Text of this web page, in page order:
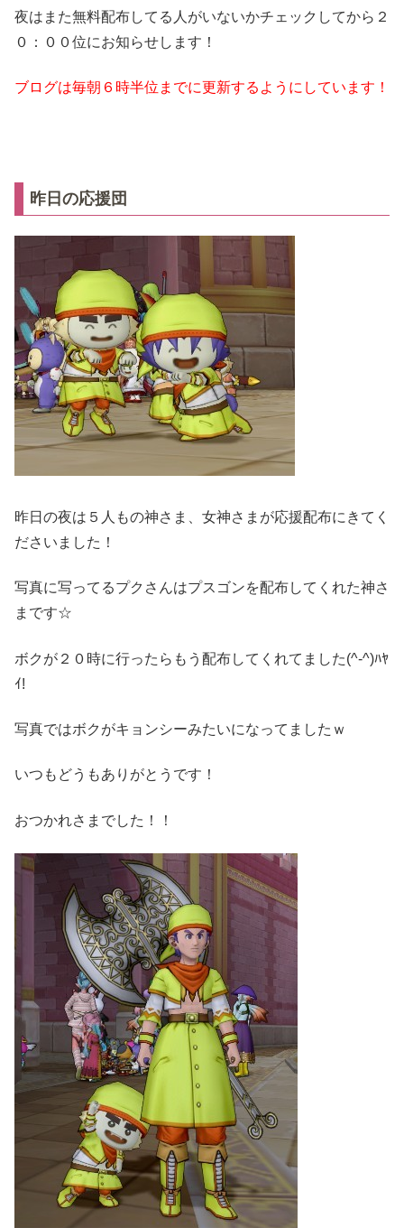
夜はまた無料配布してる人がいないかチェックしてから２
０：００位にお知らせします！
ブログは毎朝６時半位までに更新するようにしています！
昨日の応援団
昨日の夜は５人もの神さま、女神さまが応援配布にきてく
ださいました！
写真に写ってるプクさんはプスゴンを配布してくれた神さ
まです☆
ボクが２０時に行ったらもう配布してくれてました(^-^)ﾊﾔ
ｲ!
写真ではボクがキョンシーみたいになってましたｗ
いつもどうもありがとうです！
おつかれさまでした！！